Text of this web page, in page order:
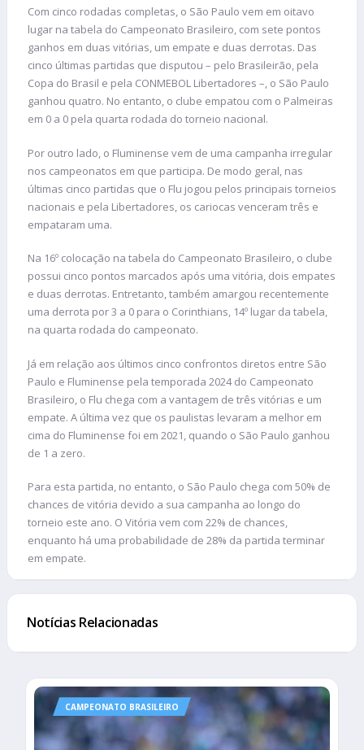
Com cinco rodadas completas, o São Paulo vem em oitavo
lugar na tabela do Campeonato Brasileiro, com sete pontos
ganhos em duas vitórias, um empate e duas derrotas. Das
cinco últimas partidas que disputou – pelo Brasileirão, pela
Copa do Brasil e pela CONMEBOL Libertadores –, o São Paulo
ganhou quatro. No entanto, o clube empatou com o Palmeiras
em 0 a 0 pela quarta rodada do torneio nacional.
Por outro lado, o Fluminense vem de uma campanha irregular
nos campeonatos em que participa. De modo geral, nas
últimas cinco partidas que o Flu jogou pelos principais torneios
nacionais e pela Libertadores, os cariocas venceram três e
empataram uma.
Na 16º colocação na tabela do Campeonato Brasileiro, o clube
possui cinco pontos marcados após uma vitória, dois empates
e duas derrotas. Entretanto, também amargou recentemente
uma derrota por 3 a 0 para o Corinthians, 14º lugar da tabela,
na quarta rodada do campeonato.
Já em relação aos últimos cinco confrontos diretos entre São
Paulo e Fluminense pela temporada 2024 do Campeonato
Brasileiro, o Flu chega com a vantagem de três vitórias e um
empate. A última vez que os paulistas levaram a melhor em
cima do Fluminense foi em 2021, quando o São Paulo ganhou
de 1 a zero.
Para esta partida, no entanto, o São Paulo chega com 50% de
chances de vitória devido a sua campanha ao longo do
torneio este ano. O Vitória vem com 22% de chances,
enquanto há uma probabilidade de 28% da partida terminar
em empate.
Notícias Relacionadas
CAMPEONATO BRASILEIRO